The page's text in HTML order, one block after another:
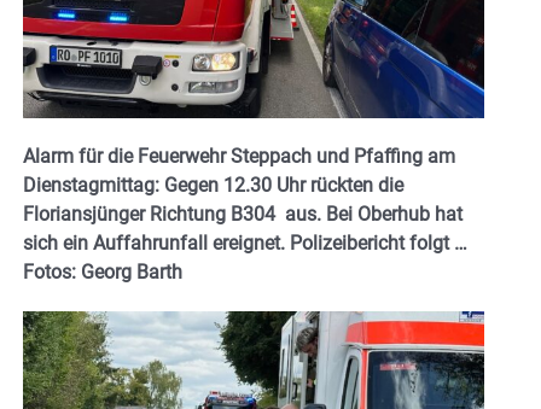
Alarm für die Feuerwehr Steppach und Pfaffing am
Dienstagmittag: Gegen 12.30 Uhr rückten die
Floriansjünger Richtung B304 aus. Bei Oberhub hat
sich ein Auffahrunfall ereignet. Polizeibericht folgt …
Fotos: Georg Barth